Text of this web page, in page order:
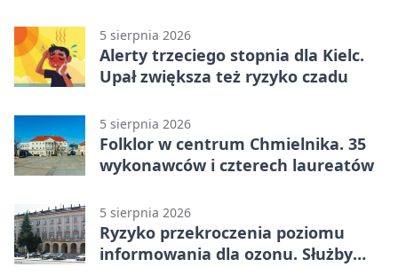
5 sierpnia 2026
Alerty trzeciego stopnia dla Kielc.
Upał zwiększa też ryzyko czadu
5 sierpnia 2026
Folklor w centrum Chmielnika. 35
wykonawców i czterech laureatów
5 sierpnia 2026
Ryzyko przekroczenia poziomu
informowania dla ozonu. Służby